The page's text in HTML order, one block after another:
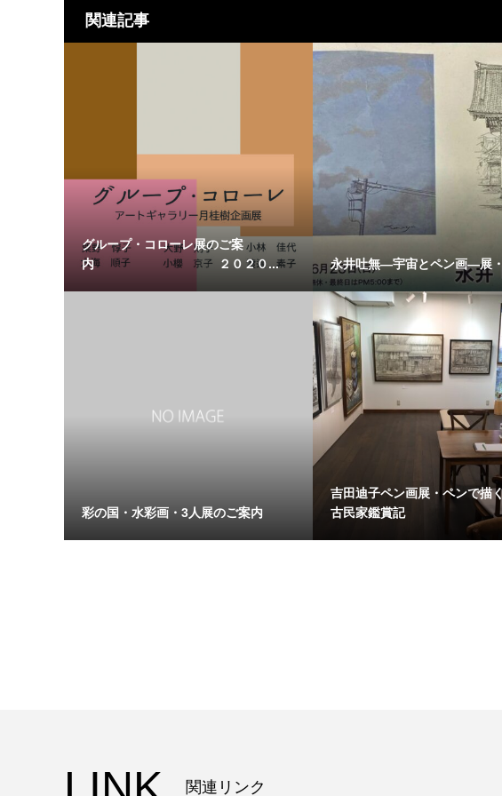
関連記事
グループ・コローレ展のご案
内 ２０２０...
永井吐無―宇宙とペン画―展
彩の国・水彩画・3人展のご案内
吉田迪子ペン画展・ペンで描
古民家鑑賞記
関連リンク